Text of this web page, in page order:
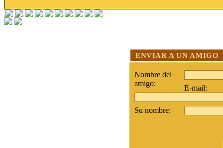
ENVIAR A UN AMIGO
Nombre del
amigo:
E-mail:
Su nombre: